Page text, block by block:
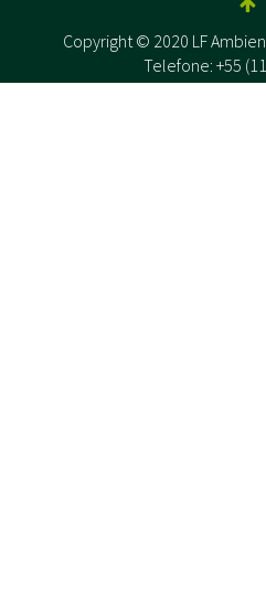
Copyright © 2020 LF
Telefone: +55